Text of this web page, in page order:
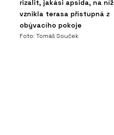
rizalit, jakási apsida, na níž
vznikla terasa přístupná z
obývacího pokoje
Foto: Tomáš Souček